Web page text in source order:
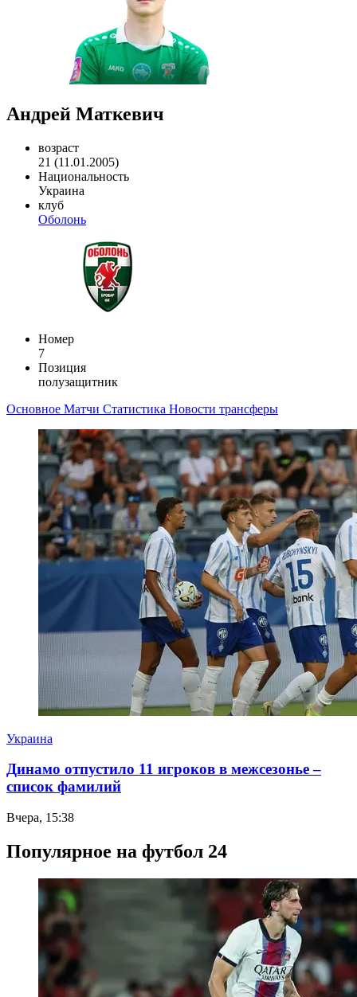
Андрей Маткевич
возраст
21 (11.01.2005)
Национальность
Украина
клуб
Оболонь
Номер
7
Позиция
полузащитник
Основное Матчи Статистика Новости трансферы
Украина
Динамо отпустило 11 игроков в межсезонье –
список фамилий
Вчера, 15:38
Популярное на футбол 24